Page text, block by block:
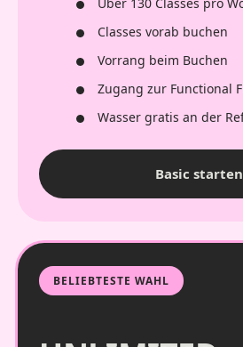
Classes vorab buchen
Vorrang beim Buchen
Zugang zur Functional
Wasser gratis an der
Basic starten
BELIEBTESTE WAHL